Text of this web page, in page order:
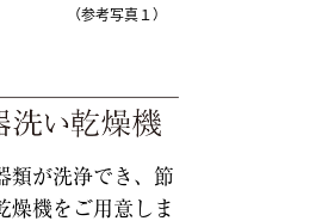
（参考写真１）
類が洗浄でき、節
燥機をご用意しま